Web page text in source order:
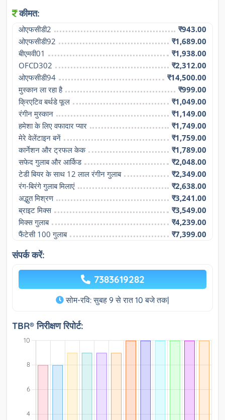
कीमत:
ओएफसीडी2
₹943.00
ओएफसीडी92
₹1,689.00
बीएमवी01
₹1,938.00
OFCD302
₹2,312.00
ओएफसीडी94
₹14,500.00
मुस्कान ला रहा है
₹999.00
क्रिएटिव बर्थडे फूल
₹1,049.00
रंगीन मुस्कान
₹1,149.00
हमेशा के लिए वफादार प्यार
₹1,749.00
मेरे वेलेंटाइन बनें
₹1,759.00
कार्नेशन और ट्रफल केक
₹1,789.00
सफेद गुलाब और आर्किड
₹2,048.00
टेडी बियर के साथ 12 लाल रंगीन गुलाब
₹2,349.00
रंग-बिरंगे गुलाब मिलाएं
₹2,638.00
अद्भुत मिश्रण
₹3,241.00
ब्राइट मिक्स
₹3,549.00
मिक्स गुलाब
₹4,239.00
फैंटेसी 100 गुलाब
₹7,399.00
संपर्क करें:
7383619282
सोम-रवि: सुबह 9 से रात 10 बजे तक|
TBR® निरीक्षण रिपोर्ट: